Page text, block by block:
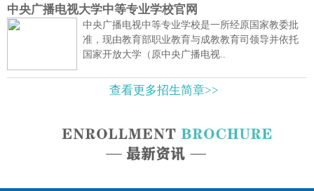
中央广播电视大学中等专业学校官网
中央广播电视中等专业学校是一所经原国家教委批
准，现由教育部职业教育与成教教育司领导并依托
国家开放大学（原中央广播电视..
查看更多招生简章>>